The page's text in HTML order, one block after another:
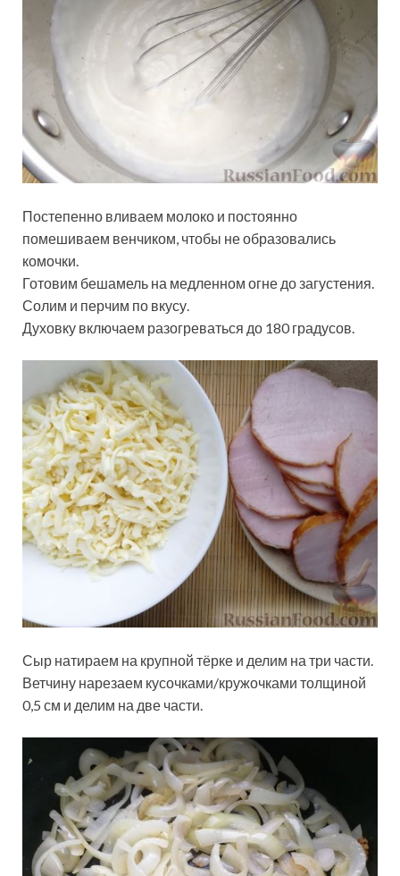
Постепенно вливаем молоко и постоянно
помешиваем венчиком, чтобы не образовались
комочки.
Готовим бешамель на медленном огне до загустения.
Солим и перчим по вкусу.
Духовку включаем разогреваться до 180 градусов.
Сыр натираем на крупной тёрке и делим на три части.
Ветчину нарезаем кусочками/кружочками толщиной
0,5 см и делим на две части.